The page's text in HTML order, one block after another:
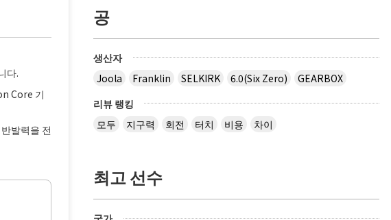
다.
Core 기
발력을 전
공
생산자
Joola
Franklin SELKIRK 6.0(Six Zero)
GEARBOX
리뷰 랭킹
모두
지구력 회전 터치 비용 차이
최고 선수